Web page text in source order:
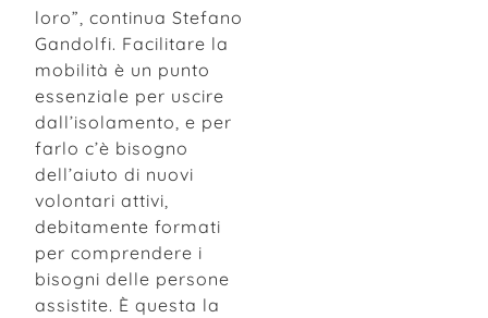
loro”, continua Stefano
Gandolfi. Facilitare la
mobilità è un punto
essenziale per uscire
dall’isolamento, e per
farlo c’è bisogno
dell’aiuto di nuovi
volontari attivi,
debitamente formati
per comprendere i
bisogni delle persone
assistite. È questa la